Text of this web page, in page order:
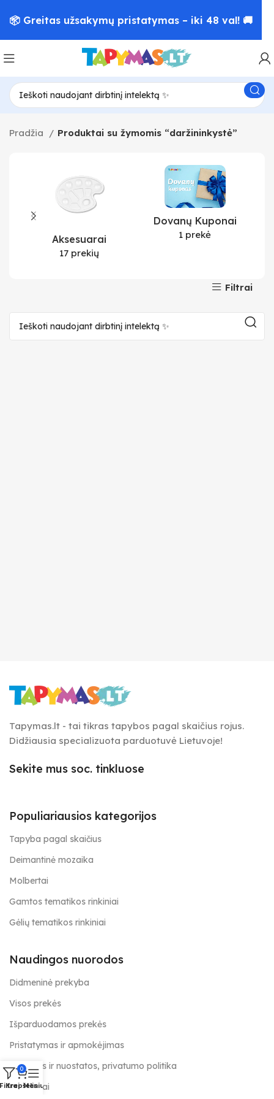
Pradžia Produktai su žymomis “daržininkystė”
Aksesuarai
17 prekių
Dovanų Kuponai
1 prekė
Filtrai
Tapymas.lt - tai tikras tapybos pagal skaičius rojus.
Didžiausia specializuota parduotuvė Lietuvoje!
Sekite mus soc. tinkluose
Populiariausios kategorijos
Tapyba pagal skaičius
Deimantinė mozaika
Molbertai
Gamtos tematikos rinkiniai
Gėlių tematikos rinkiniai
Naudingos nuorodos
Didmeninė prekyba
Visos prekės
Išparduodamos prekės
Pristatymas ir apmokėjimas
Taisyklės ir nuostatos, privatumo politika
Kontaktai
📦 Greitas užsakymų pristatymas – iki 48 val! 🚚
0
Krepšelis
Meniu